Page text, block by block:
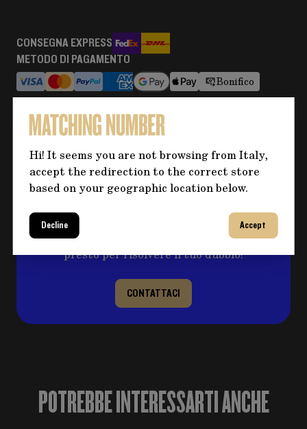
Hi! It seems you are not browsing from Italy,
accept the redirection to the correct store
based on your geographic location below.
Decline Accept
CONSEGNA EXPRESS
METODO DI PAGAMENTO
Bonifico
Maggiori informazioni
Hai bisogno di altre informazioni
Clicca sul pulsante per eventuali domande e
compila il form, ti ricontatteremo al più
presto per risolvere il tuo dubbio!
CONTATTACI
POTREBBE INTERESSARTI ANCHE